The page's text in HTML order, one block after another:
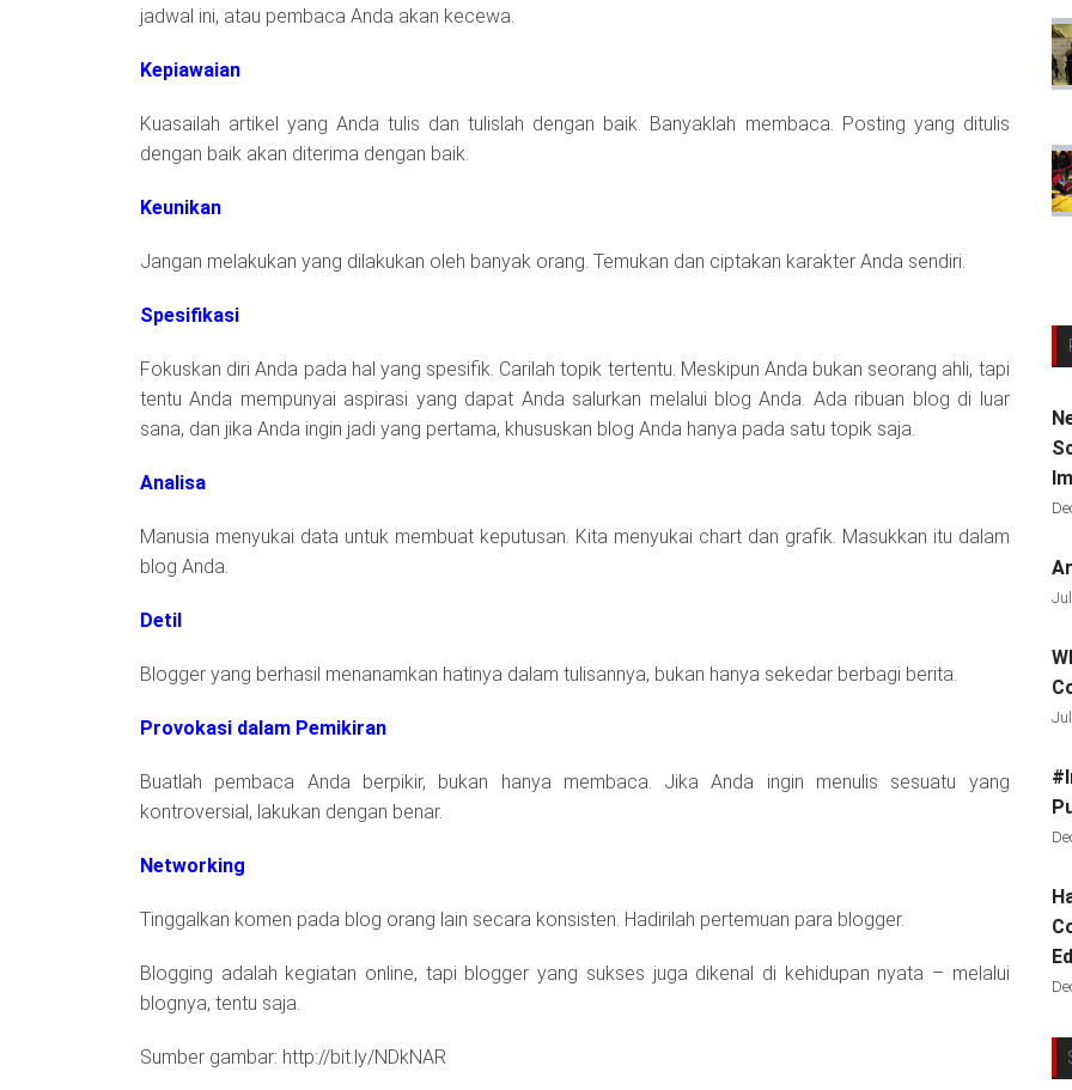
jadwal ini, atau pembaca Anda akan kecewa.
Kepiawaian
Kuasailah artikel yang Anda tulis dan tulislah dengan baik. Banyaklah membaca. Posting yang ditulis
dengan baik akan diterima dengan baik.
Keunikan
Jangan melakukan yang dilakukan oleh banyak orang. Temukan dan ciptakan karakter Anda sendiri.
Spesifikasi
Fokuskan diri Anda pada hal yang spesifik. Carilah topik tertentu. Meskipun Anda bukan seorang ahli, tapi
tentu Anda mempunyai aspirasi yang dapat Anda salurkan melalui blog Anda. Ada ribuan blog di luar
sana, dan jika Anda ingin jadi yang pertama, khususkan blog Anda hanya pada satu topik saja.
Analisa
Manusia menyukai data untuk membuat keputusan. Kita menyukai chart dan grafik. Masukkan itu dalam
blog Anda.
Detil
Blogger yang berhasil menanamkan hatinya dalam tulisannya, bukan hanya sekedar berbagi berita.
Provokasi dalam Pemikiran
Buatlah pembaca Anda berpikir, bukan hanya membaca. Jika Anda ingin menulis sesuatu yang
kontroversial, lakukan dengan benar.
Networking
Tinggalkan komen pada blog orang lain secara konsisten. Hadirilah pertemuan para blogger.
Blogging adalah kegiatan online, tapi blogger yang sukses juga dikenal di kehidupan nyata – melalui
blognya, tentu saja.
Sumber gambar: http://bit.ly/NDkNAR